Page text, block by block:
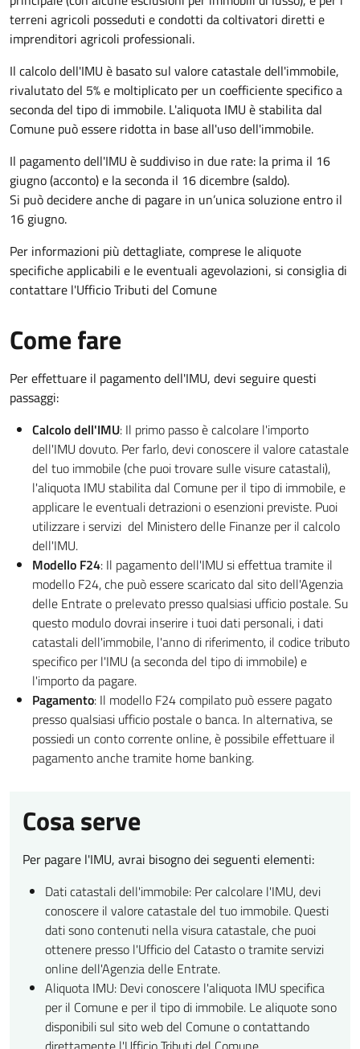
terreni agricoli posseduti e condotti da coltivatori diretti e
imprenditori agricoli professionali.
Il calcolo dell'IMU è basato sul valore catastale dell'immobile,
rivalutato del 5% e moltiplicato per un coefficiente specifico a
seconda del tipo di immobile. L'aliquota IMU è stabilita dal
Comune può essere ridotta in base all'uso dell'immobile.
Il pagamento dell'IMU è suddiviso in due rate: la prima il 16
giugno (acconto) e la seconda il 16 dicembre (saldo).
Si può decidere anche di pagare in un’unica soluzione entro il
16 giugno.
Per informazioni più dettagliate, comprese le aliquote
specifiche applicabili e le eventuali agevolazioni, si consiglia di
contattare l'Ufficio Tributi del Comune
Come fare
Per effettuare il pagamento dell'IMU, devi seguire questi
passaggi:
Calcolo dell'IMU: Il primo passo è calcolare l'importo
dell'IMU dovuto. Per farlo, devi conoscere il valore catastale
del tuo immobile (che puoi trovare sulle visure catastali),
l'aliquota IMU stabilita dal Comune per il tipo di immobile, e
applicare le eventuali detrazioni o esenzioni previste. Puoi
utilizzare i servizi del Ministero delle Finanze per il calcolo
dell'IMU.
Modello F24: Il pagamento dell'IMU si effettua tramite il
modello F24, che può essere scaricato dal sito dell'Agenzia
delle Entrate o prelevato presso qualsiasi ufficio postale. Su
questo modulo dovrai inserire i tuoi dati personali, i dati
catastali dell'immobile, l'anno di riferimento, il codice tributo
specifico per l'IMU (a seconda del tipo di immobile) e
l'importo da pagare.
Pagamento: Il modello F24 compilato può essere pagato
presso qualsiasi ufficio postale o banca. In alternativa, se
possiedi un conto corrente online, è possibile effettuare il
pagamento anche tramite home banking.
Cosa serve
Per pagare l'IMU, avrai bisogno dei seguenti elementi:
Dati catastali dell'immobile: Per calcolare l'IMU, devi
conoscere il valore catastale del tuo immobile. Questi
dati sono contenuti nella visura catastale, che puoi
ottenere presso l'Ufficio del Catasto o tramite servizi
online dell'Agenzia delle Entrate.
Aliquota IMU: Devi conoscere l'aliquota IMU specifica
per il Comune e per il tipo di immobile. Le aliquote sono
disponibili sul sito web del Comune o contattando